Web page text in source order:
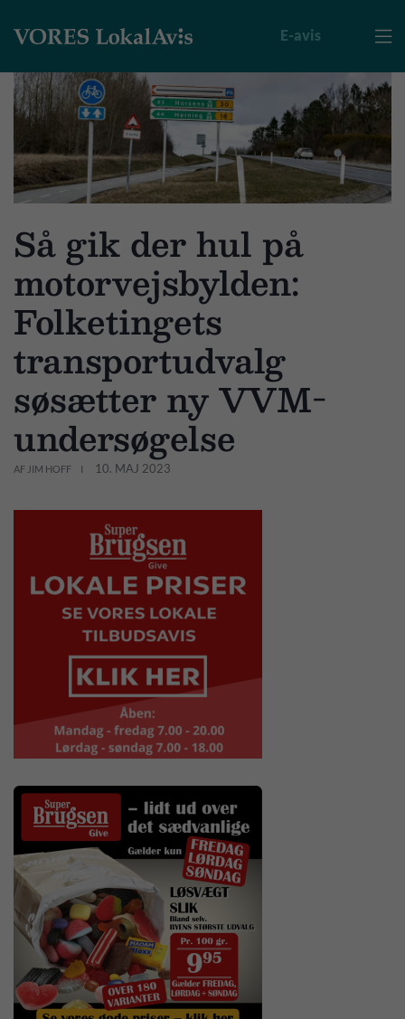

E-avis
Så gik der hul på
motorvejsbylden:
Folketingets
transportudvalg
søsætter ny VVM-
undersøgelse
AF JIM HOFF 10. MAJ 2023